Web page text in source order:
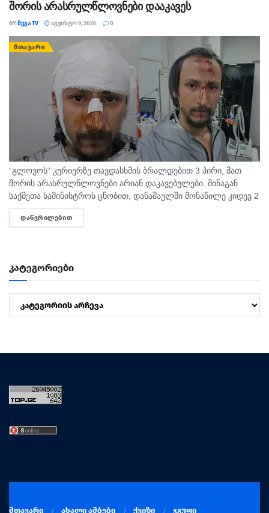
შორის არასრულწლოვნები დააკავეს
BYᲛᲔᲒᲐ TV ᲐᲒᲕᲘᲡᲢᲝ 9, 2026 0
ᲛᲗᲐᲕᲐᲠᲘ
“გლოვოს“ კურიერზე თავდასხმის ბრალდებით 3 პირი, მათ
შორის არასრულწლოვნები არიან დაკავებულები. შინაგან
საქმეთა სამინისტროს ცნობით, დანაშაულში მონაწილე კიდევ 2
პირის დაკავების მიზნით შესაბამისი ღონისძიებები ტარდება.
შინაგან საქმეთა სამინისტროს თბილისის პოლიციის
ᲓᲐᲬᲕᲠᲘᲚᲔᲑᲘᲗ
კატეგორიები
მთავარი ახალი ამბები ქვიზი ჯგუფი